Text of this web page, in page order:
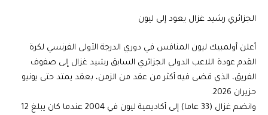
الجزائري رشيد غزال يعود إلى ليون
أعلن أولمبيك ليون المنافس في دوري الدرجة الأولى الفرنسي لكرة
القدم عودة اللاعب الدولي الجزائري السابق رشيد غزال إلى صفوف
الفريق، الذي قضى فيه أكثر من عقد من الزمن، بعقد يمتد حتى يونيو
حزيران 2026.
وانضم غزال (33 عاما) إلى أكاديمية ليون في 2004 عندما كان يبلغ 12